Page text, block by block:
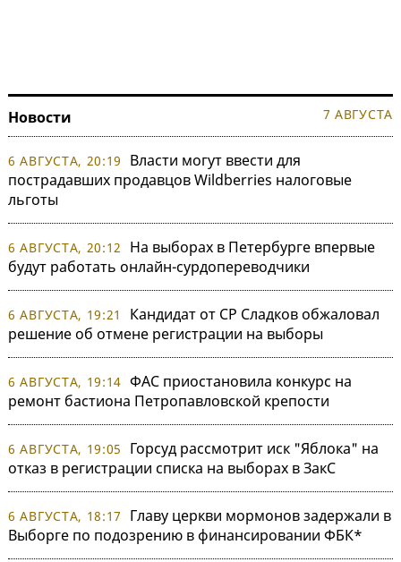
Новости 7 АВГУСТА
6 АВГУСТА, 20:19
Власти могут ввести для
пострадавших продавцов Wildberries налоговые
льготы
6 АВГУСТА, 20:12
На выборах в Петербурге впервые
будут работать онлайн-сурдопереводчики
6 АВГУСТА, 19:21
Кандидат от СР Сладков обжаловал
решение об отмене регистрации на выборы
6 АВГУСТА, 19:14 ФАС приостановила конкурс на
ремонт бастиона Петропавловской крепости
6 АВГУСТА, 19:05
Горсуд рассмотрит иск "Яблока" на
отказ в регистрации списка на выборах в ЗакС
6 АВГУСТА, 18:17
Главу церкви мормонов задержали в
Выборге по подозрению в финансировании ФБК*